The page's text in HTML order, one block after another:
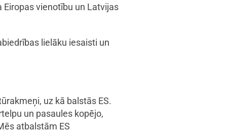
vienotību un Latvijas
lielāku iesaisti un
uz kā balstās ES.
un pasaules kopējo,
atbalstām ES